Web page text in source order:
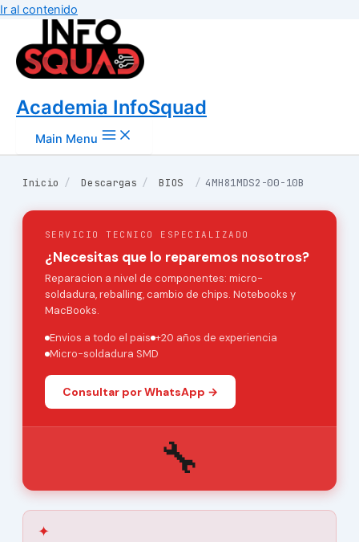
Ir al contenido
Academia InfoSquad
Main Menu
Inicio / Descargas / BIOS / 4MH81MDS2-00-10B
SERVICIO TECNICO ESPECIALIZADO
¿Necesitas que lo reparemos nosotros?
Reparacion a nivel de componentes: micro-
soldadura, reballing, cambio de chips. Notebooks y
MacBooks.
Envios a todo el pais +20 años de experiencia
Micro-soldadura SMD
Consultar por WhatsApp →
🔧
✦